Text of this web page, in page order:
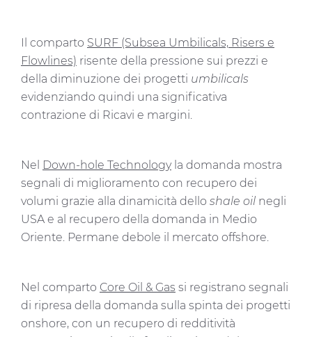
Il comparto SURF (Subsea Umbilicals, Risers e
Flowlines) risente della pressione sui prezzi e
della diminuzione dei progetti umbilicals
evidenziando quindi una significativa
contrazione di Ricavi e margini.
Nel Down-hole Technologyla domanda mostra
segnali di miglioramento con recupero dei
volumi grazie alla dinamicità dello shale oil negli
USA e al recupero della domanda in Medio
Oriente. Permane debole il mercato offshore.
Nel comparto Core Oil & Gas si registrano segnali
di ripresa della domanda sulla spinta dei progetti
onshore, con un recupero di redditività